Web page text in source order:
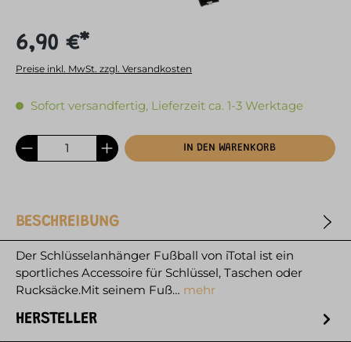
6,90 €*
Preise inkl. MwSt. zzgl. Versandkosten
Sofort versandfertig, Lieferzeit ca. 1-3 Werktage
IN DEN WARENKORB
BESCHREIBUNG
Der Schlüsselanhänger Fußball von iTotal ist ein
sportliches Accessoire für Schlüssel, Taschen oder
Rucksäcke.Mit seinem Fuß… mehr
HERSTELLER